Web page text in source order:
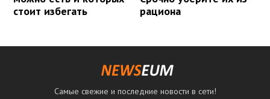
стоит избегать
рациона
Самые свежие и последние новости в сети!